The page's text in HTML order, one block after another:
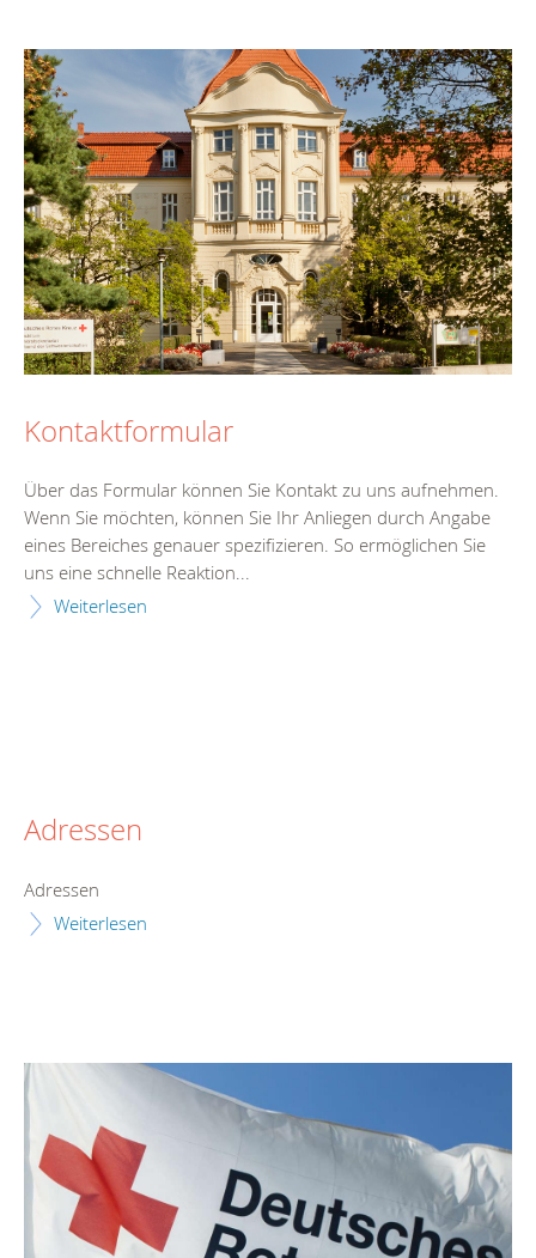
Kontaktformular
Über das Formular können Sie Kontakt zu uns aufnehmen.
Wenn Sie möchten, können Sie Ihr Anliegen durch Angabe
eines Bereiches genauer spezifizieren. So ermöglichen Sie
uns eine schnelle Reaktion...
Weiterlesen
Adressen
Adressen
Weiterlesen